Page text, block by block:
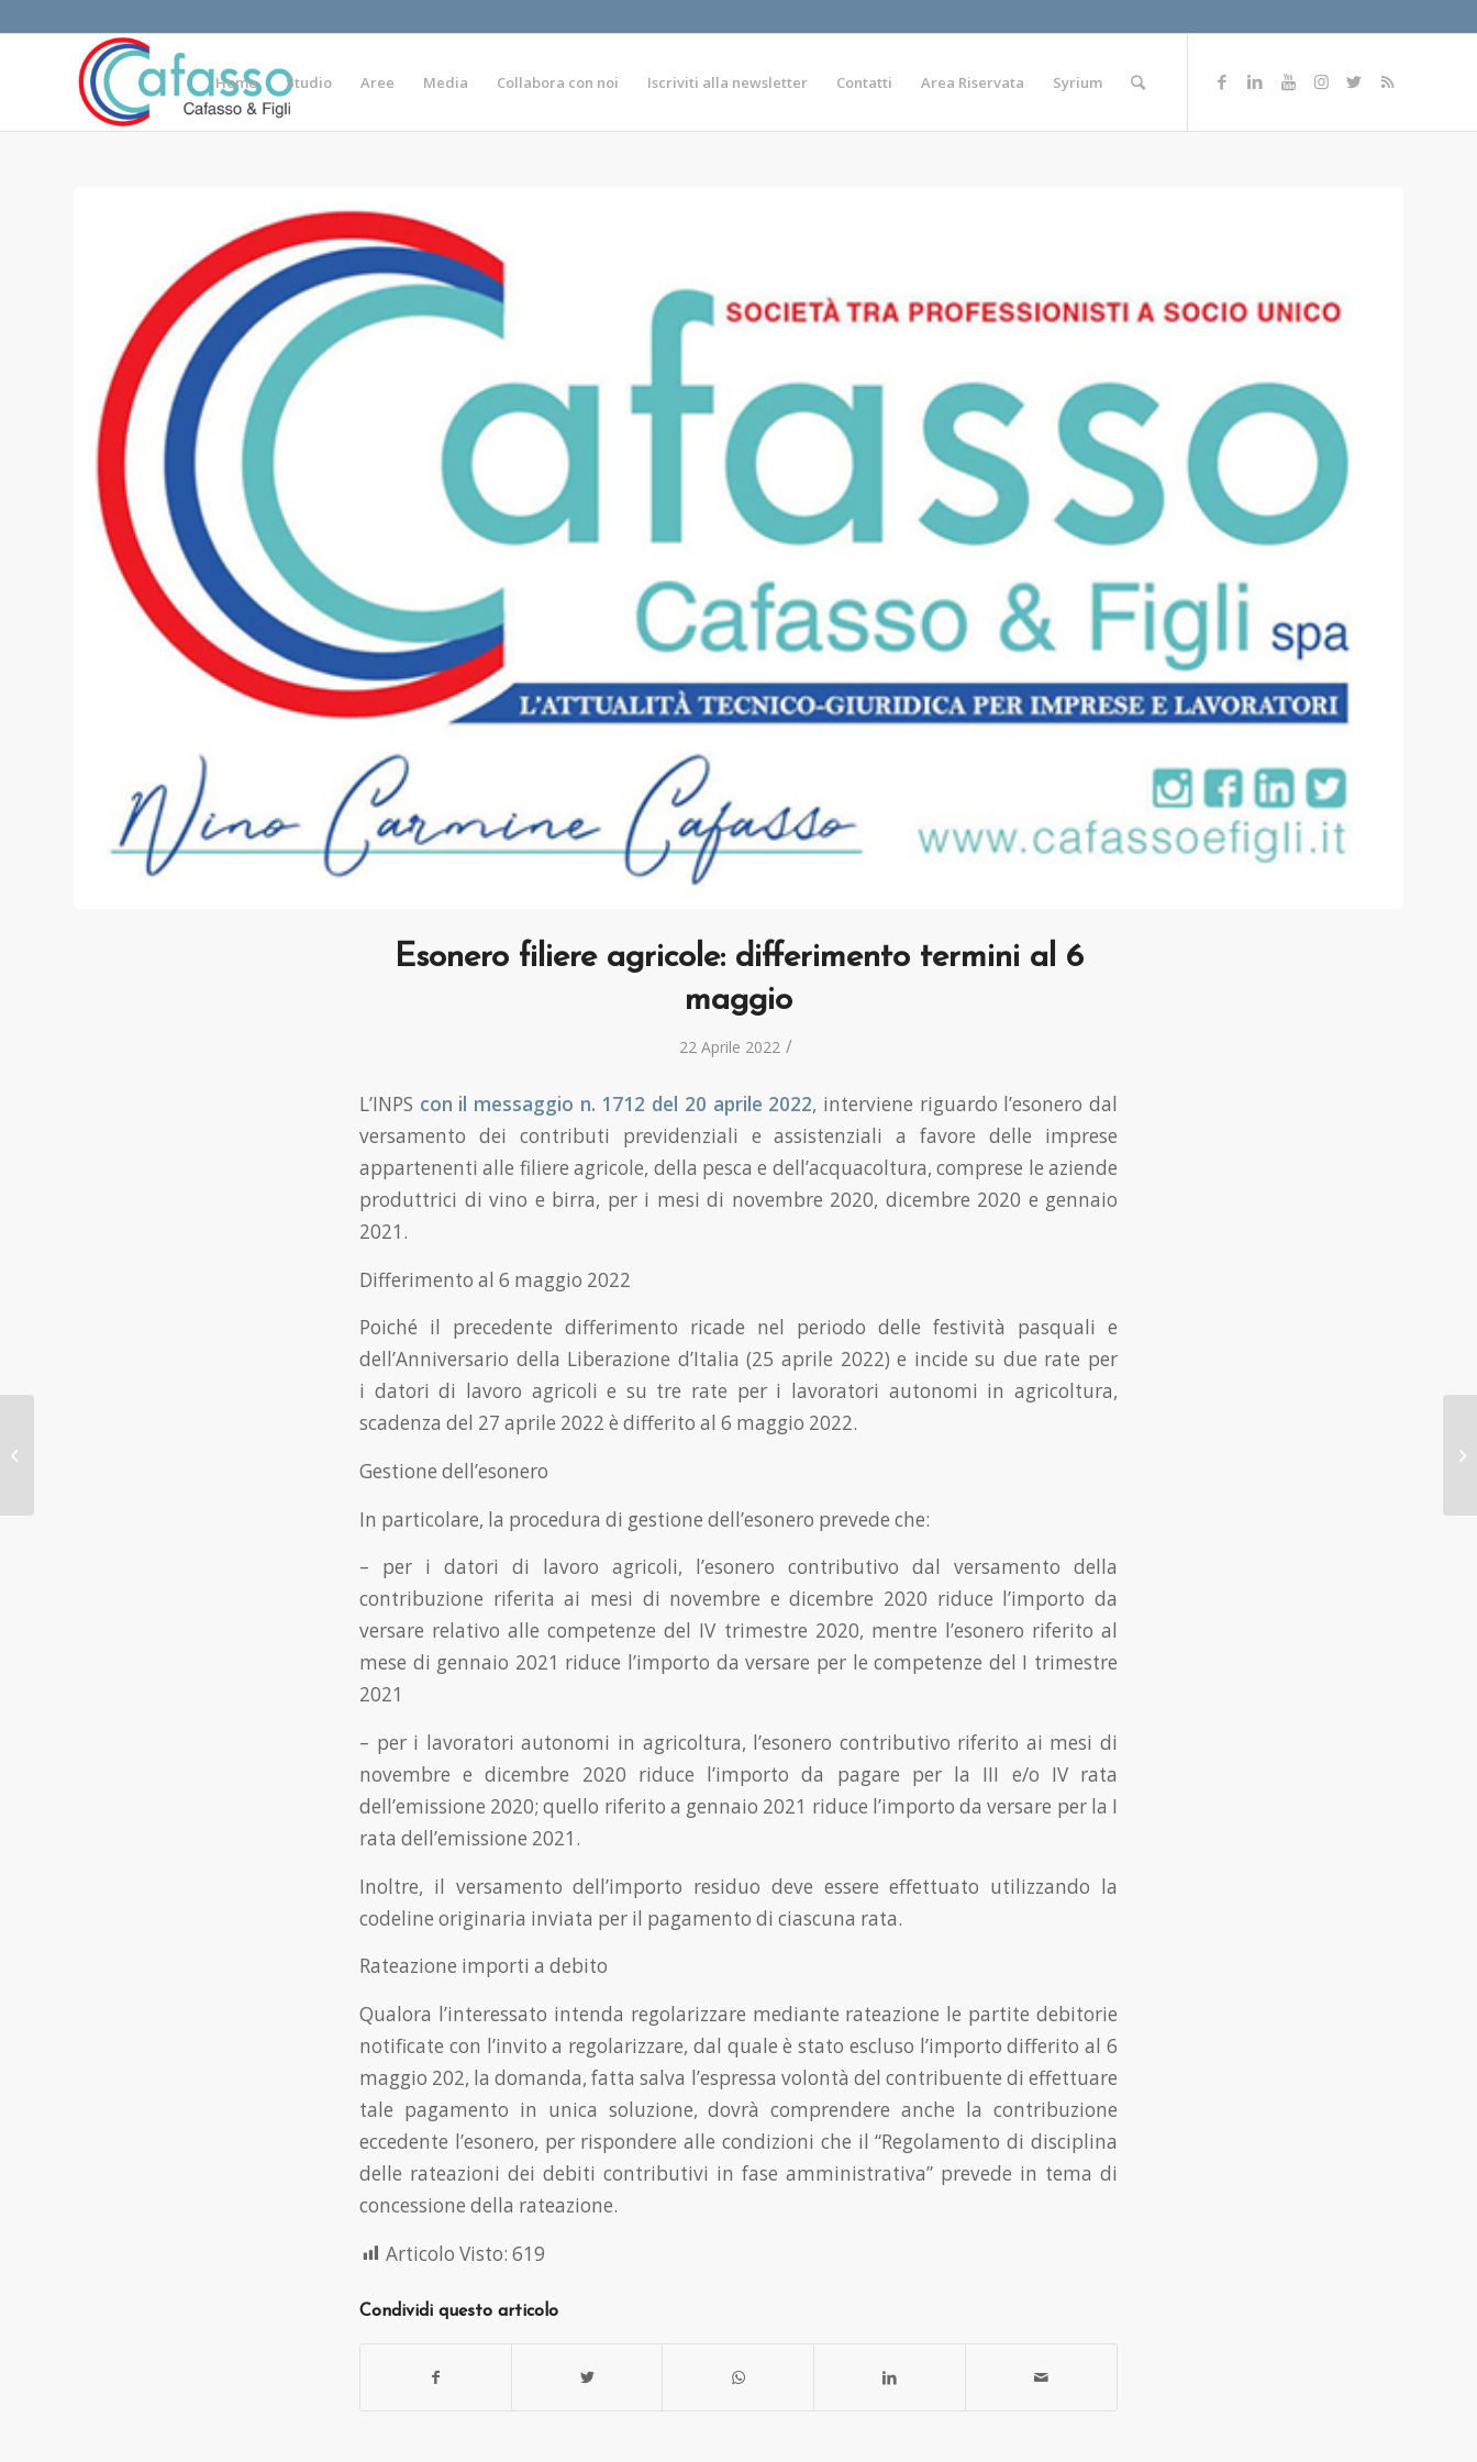
Home Studio Aree Media Collabora con noi Iscriviti alla newsletter Contatti Area Riservata Syrium
Esonero filiere agricole: differimento termini al 6
maggio
22 Aprile 2022 /
L’INPS con il messaggio n. 1712 del 20 aprile 2022, interviene riguardo l’esonero dal
versamento dei contributi previdenziali e assistenziali a favore delle imprese
appartenenti alle filiere agricole, della pesca e dell’acquacoltura, comprese le aziende
produttrici di vino e birra, per i mesi di novembre 2020, dicembre 2020 e gennaio
2021.
Differimento al 6 maggio 2022
Poiché il precedente differimento ricade nel periodo delle festività pasquali e
dell’Anniversario della Liberazione d’Italia (25 aprile 2022) e incide su due rate per
i datori di lavoro agricoli e su tre rate per i lavoratori autonomi in agricoltura,
scadenza del 27 aprile 2022 è differito al 6 maggio 2022.
Gestione dell’esonero
In particolare, la procedura di gestione dell’esonero prevede che:
– per i datori di lavoro agricoli, l’esonero contributivo dal versamento della
contribuzione riferita ai mesi di novembre e dicembre 2020 riduce l’importo da
versare relativo alle competenze del IV trimestre 2020, mentre l’esonero riferito al
mese di gennaio 2021 riduce l’importo da versare per le competenze del I trimestre
2021
– per i lavoratori autonomi in agricoltura, l’esonero contributivo riferito ai mesi di
novembre e dicembre 2020 riduce l’importo da pagare per la III e/o IV rata
dell’emissione 2020; quello riferito a gennaio 2021 riduce l’importo da versare per la I
rata dell’emissione 2021.
Inoltre, il versamento dell’importo residuo deve essere effettuato utilizzando la
codeline originaria inviata per il pagamento di ciascuna rata.
Rateazione importi a debito
Qualora l’interessato intenda regolarizzare mediante rateazione le partite debitorie
notificate con l’invito a regolarizzare, dal quale è stato escluso l’importo differito al 6
maggio 202, la domanda, fatta salva l’espressa volontà del contribuente di effettuare
tale pagamento in unica soluzione, dovrà comprendere anche la contribuzione
eccedente l’esonero, per rispondere alle condizioni che il “Regolamento di disciplina
delle rateazioni dei debiti contributivi in fase amministrativa” prevede in tema di
concessione della rateazione.
Articolo Visto: 619
Condividi questo articolo